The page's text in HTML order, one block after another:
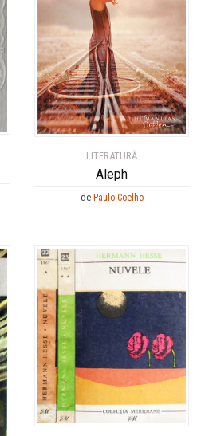
LITERATURĂ
Aleph
de Paulo Coelho